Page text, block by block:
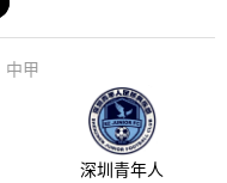
中甲
深圳青年人